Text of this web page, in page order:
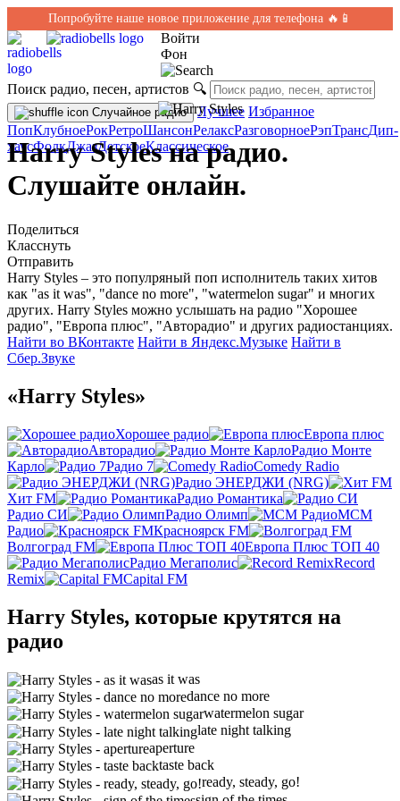
Попробуйте наше новое приложение для телефона 🔥📱
Войти
Фон
Поиск радио, песен, артистов 🔍
Случайное радио Лучшее Избранное
ПопКлубноеРокРетроШансонРелаксРазговорноеРэпТрансДип-
хаусФолкДжазДетскоеКлассическое
Harry Styles на радио.
Слушайте онлайн.
Поделиться
Класснуть
Отправить
Harry Styles – это популряный поп исполнитель таких хитов
как "as it was", "dance no more", "watermelon sugar" и многих
других. Harry Styles можно услышать на радио "Хорошее
радио", "Европа плюс", "Авторадио" и других радиостанциях.
Найти во ВКонтакте Найти в Яндекс.Музыке Найти в
Сбер.Звуке
«Harry Styles»
Хорошее радио
Европа плюс
Авторадио
Радио Монте
Карло
Радио 7
Comedy Radio
Радио ЭНЕРДЖИ (NRG)
Хит FM
Радио Романтика
Радио СИ
Радио Олимп
МСМ
Радио
Красноярск FM
Волгоград FM
Европа Плюс ТОП 40
Радио Мегаполис
Record
Remix
Capital FM
Harry Styles, которые крутятся на
радио
as it was
dance no more
watermelon sugar
late night talking
aperture
taste back
ready, steady, go!